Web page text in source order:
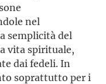
nel
semplicità del
vita spirituale,
dai fedeli. In
soprattutto per i